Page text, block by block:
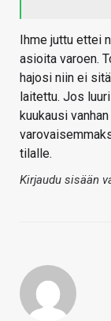
Ihme juttu ettei
asioita varoen.
hajosi niin ei
laitettu. Jos
kuukausi
tilalle.
Kirjaudu sisään